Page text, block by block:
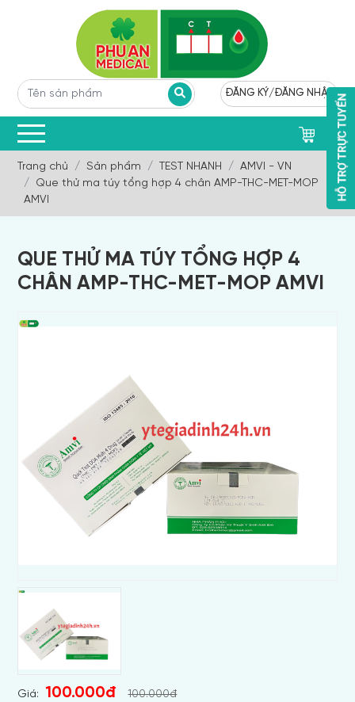
ĐĂNG KÝ/ĐĂNG NHẬP
Trang chủ Sản phẩm TEST NHANH
AMVI - VN
Que thử ma túy tổng hợp 4 chân AMP-THC-MET-MOP
AMVI
QUE THỬ MA TÚY TỔNG HỢP 4
CHÂN AMP-THC-MET-MOP AMVI
Giá: 100.000đ 100.000đ